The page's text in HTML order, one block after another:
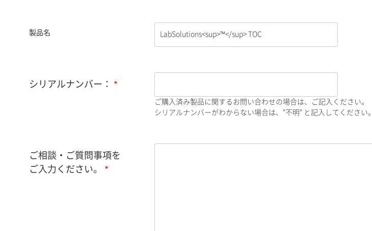
製品名
シリアルナンバー：
ご購入済み製品に関するお問い合わせの場合は、ご記入ください。
シリアルナンバーがわからない場合は、"不明" と記入してください。
ご相談・ご質問事項を
ご入力ください。